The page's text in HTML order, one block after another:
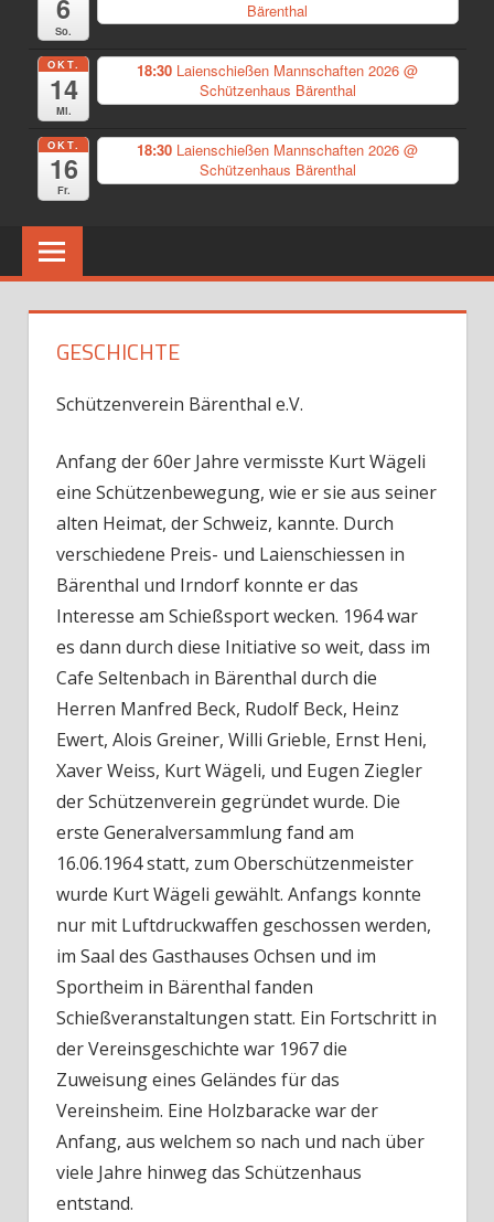
6
So.
Bärenthal
OKT.
14
Mi.
18:30 Laienschießen Mannschaften 2026@
Schützenhaus Bärenthal
OKT.
16
Fr.
18:30 Laienschießen Mannschaften 2026@
Schützenhaus Bärenthal
GESCHICHTE
Schützenverein Bärenthal e.V.
Anfang der 60er Jahre vermisste Kurt Wägeli
eine Schützenbewegung, wie er sie aus seiner
alten Heimat, der Schweiz, kannte. Durch
verschiedene Preis- und Laienschiessen in
Bärenthal und Irndorf konnte er das
Interesse am Schießsport wecken. 1964 war
es dann durch diese Initiative so weit, dass im
Cafe Seltenbach in Bärenthal durch die
Herren Manfred Beck, Rudolf Beck, Heinz
Ewert, Alois Greiner, Willi Grieble, Ernst Heni,
Xaver Weiss, Kurt Wägeli, und Eugen Ziegler
der Schützenverein gegründet wurde. Die
erste Generalversammlung fand am
16.06.1964 statt, zum Oberschützenmeister
wurde Kurt Wägeli gewählt. Anfangs konnte
nur mit Luftdruckwaffen geschossen werden,
im Saal des Gasthauses Ochsen und im
Sportheim in Bärenthal fanden
Schießveranstaltungen statt. Ein Fortschritt in
der Vereinsgeschichte war 1967 die
Zuweisung eines Geländes für das
Vereinsheim. Eine Holzbaracke war der
Anfang, aus welchem so nach und nach über
viele Jahre hinweg das Schützenhaus
entstand.